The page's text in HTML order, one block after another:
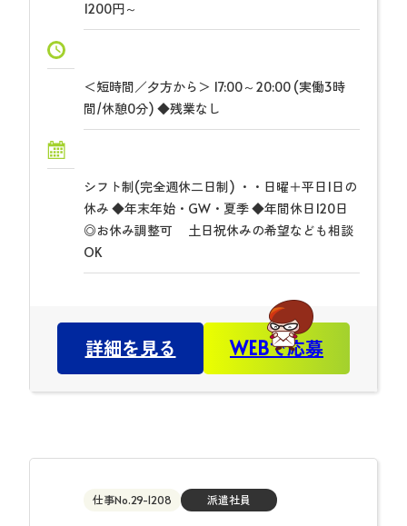
1200円～
＜短時間／夕方から＞ 17:00～20:00 (実働3時
間/休憩0分) ◆残業なし
シフト制(完全週休二日制) ・・日曜＋平日1日の
休み ◆年末年始・GW・夏季 ◆年間休日120日
◎お休み調整可 土日祝休みの希望なども相談
OK
詳細を見る WEBで応募
仕事No.29-1208 派遣社員